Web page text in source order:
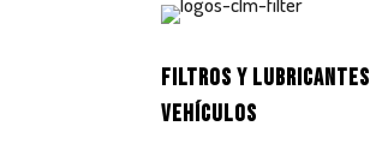
FILTROS Y
VEHÍCULOS